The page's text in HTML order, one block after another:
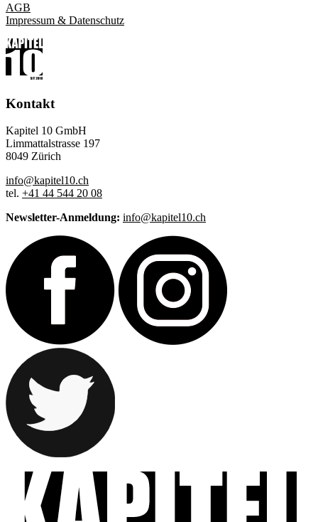
AGB
Impressum & Datenschutz
Kontakt
Kapitel 10 GmbH
Limmattalstrasse 197
8049 Zürich
info@kapitel10.ch
tel. +41 44 544 20 08
Newsletter-Anmeldung: info@kapitel10.ch